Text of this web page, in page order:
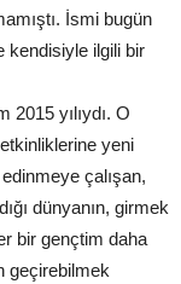
İsmi bugün
kendisiyle ilgili bir
2015 yılıydı. O
yeni
çalışan,
dünyanın, girmek
bir gençtim daha
geçirebilmek